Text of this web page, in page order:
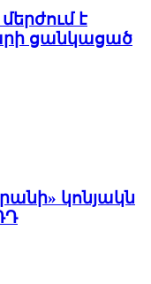
է
ցանկացած
կոնյակն